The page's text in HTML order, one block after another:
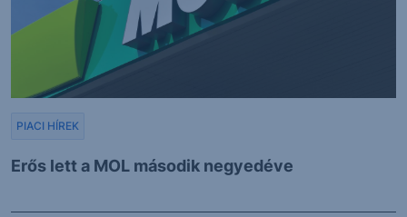
Erős lett a MOL második negyedéve
PIACI HÍREK